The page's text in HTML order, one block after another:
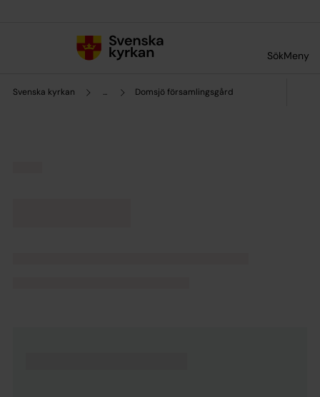
SökMeny
Svenska kyrkan ... Domsjö församlingsgård